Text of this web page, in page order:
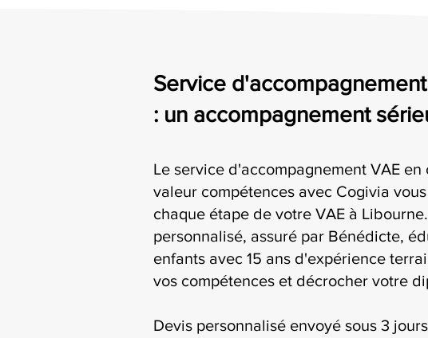
Service
: un accompagnement
Le service d'accompagnement VAE en
valeur compétences avec Cogivia
chaque étape de votre VAE à
personnalisé, assuré par Bénédicte,
enfants avec 15 ans d'expérience
vos compétences et décrocher votre
Devis personnalisé envoyé sous 3